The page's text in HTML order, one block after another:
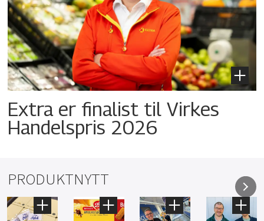
Extra er finalist til Virkes
Handelspris 2026
PRODUKTNYTT